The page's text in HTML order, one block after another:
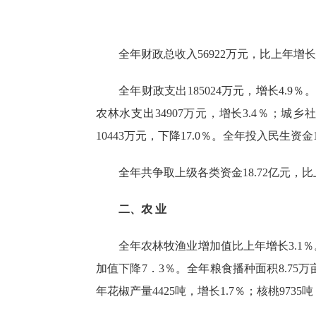
全年财政总收入 56922万元，比上年增长
全年财政支出 185024万元， 增长4.9％
农林水支出34907万元，增长3.4 ％ ； 城乡
10443万元， 下降17.0％。全年投入民生资金
全年共争取上级各类资金18.72亿元，比
二、 农 业
全年农林牧渔业增加值比上年增长3.1％
加值下降7．3％。全年粮食播种面积8.75万
年花椒产量4425吨， 增长1.7％；核桃9735吨